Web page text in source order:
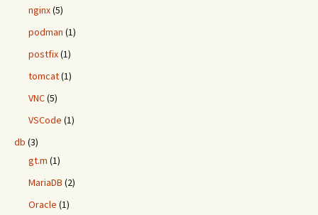
nginx(5)
podman (1)
postfix(1)
tomcat(1)
VNC(5)
VSCode (1)
db (3)
gt.m (1)
MariaDB (2)
Oracle (1)